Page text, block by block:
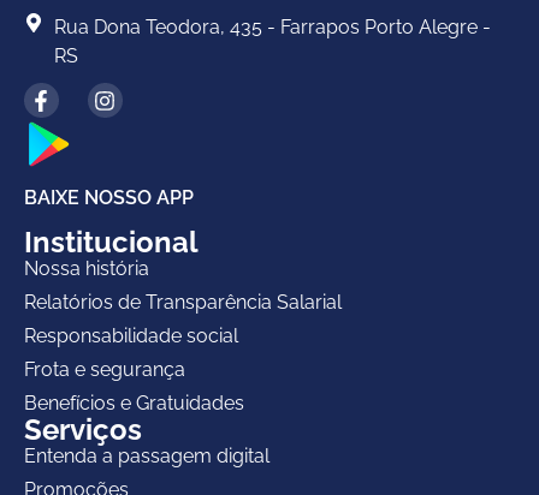
Rua Dona Teodora, 435 - Farrapos Porto Alegre -
RS
BAIXE NOSSO APP
Institucional
Nossa história
Relatórios de Transparência Salarial
Responsabilidade social
Frota e segurança
Benefícios e Gratuidades
Serviços
Entenda a passagem digital
Promoções